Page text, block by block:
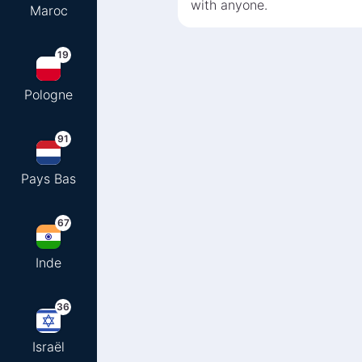
Maroc
19
Pologne
91
Pays Bas
67
Inde
36
Israël
with anyone.